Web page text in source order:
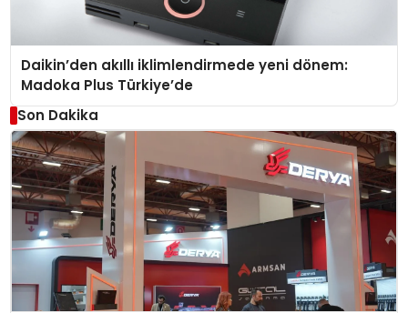
Daikin’den akıllı iklimlendirmede yeni dönem:
Madoka Plus Türkiye’de
Son Dakika